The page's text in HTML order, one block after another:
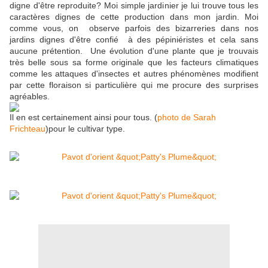
digne d'être reproduite? Moi simple jardinier je lui trouve tous les
caractères dignes de cette production dans mon jardin
Moi
comme vous, on observe parfois des bizarreries dans nos
jardins dignes d'être confiéà des pépiniéristes et cela sans
aucune prétention. Une évolution d'une plante que je trouvais
très belle sous sa forme originale que les facteurs climatiques
comme les attaques d'insectes et autres phénomènes modifient
par cette floraison si particulière qui me procure des surprises
agréables.
Il en est certainement ainsi pour tous. (photo de Sarah
Frichteau)pour le cultivar type.